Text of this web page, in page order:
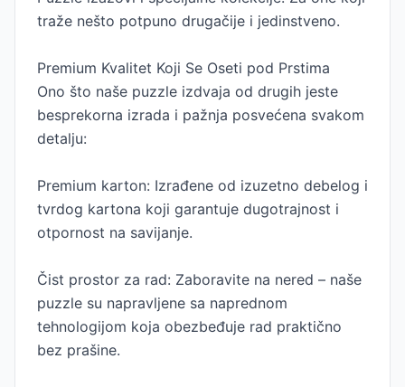
traže nešto potpuno drugačije i jedinstveno.
Premium Kvalitet Koji Se Oseti pod Prstima
Ono što naše puzzle izdvaja od drugih jeste
besprekorna izrada i pažnja posvećena svakom
detalju:
Premium karton: Izrađene od izuzetno debelog i
tvrdog kartona koji garantuje dugotrajnost i
otpornost na savijanje.
Čist prostor za rad: Zaboravite na nered – naše
puzzle su napravljene sa naprednom
tehnologijom koja obezbeđuje rad praktično
bez prašine.